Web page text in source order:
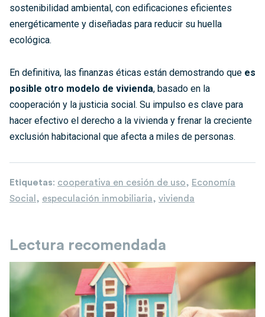
sostenibilidad ambiental, con edificaciones eficientes
energéticamente y diseñadas para reducir su huella
ecológica.
En definitiva, las finanzas éticas están demostrando que es
posible otro modelo de vivienda, basado en la
cooperación y la justicia social. Su impulso es clave para
hacer efectivo el derecho a la vivienda y frenar la creciente
exclusión habitacional que afecta a miles de personas.
Etiquetas: cooperativa en cesión de uso, Economía
Social , especulación inmobiliaria, vivienda
Lectura recomendada